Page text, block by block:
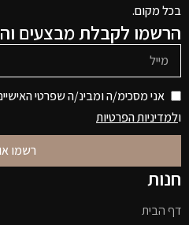
בכל מקום.
הרשמו לקבלת מבצעים
אני מסכימ/ה ומבינ/ה שפרטי
ולמדיניות הפרטיות
רשמו
חנות
דף הבית